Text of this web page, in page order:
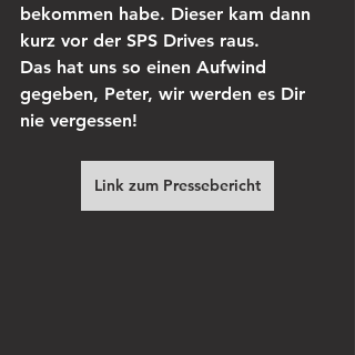
bekommen habe. Dieser kam dann
kurz vor der SPS Drives raus.
Das hat uns so einen Aufwind
gegeben, Peter, wir werden es Dir
nie vergessen!
Link zum Pressebericht